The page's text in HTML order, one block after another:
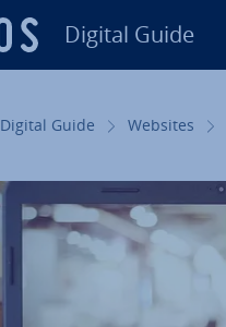
Digital Guide
Digital Guide Websites